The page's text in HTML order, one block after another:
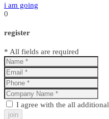
i am going
0
register
* All fields are required
I agree with the all additional
join